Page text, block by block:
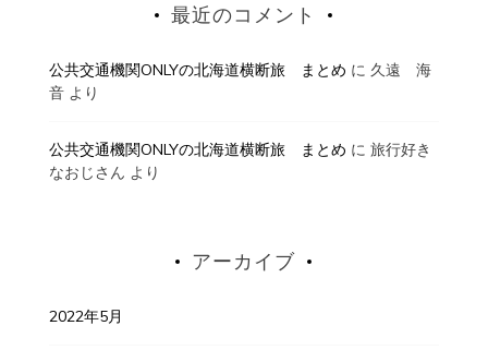
最近のコメント
公共交通機関ONLYの北海道横断旅 まとめ に 久遠 海
音より
公共交通機関ONLYの北海道横断旅 まとめ に 旅行好き
なおじさん より
アーカイブ
2022年5月